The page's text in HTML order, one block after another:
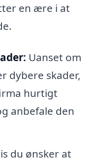
en ære i at
Uanset om
dybere skader,
hurtigt
anbefale den
du ønsker at